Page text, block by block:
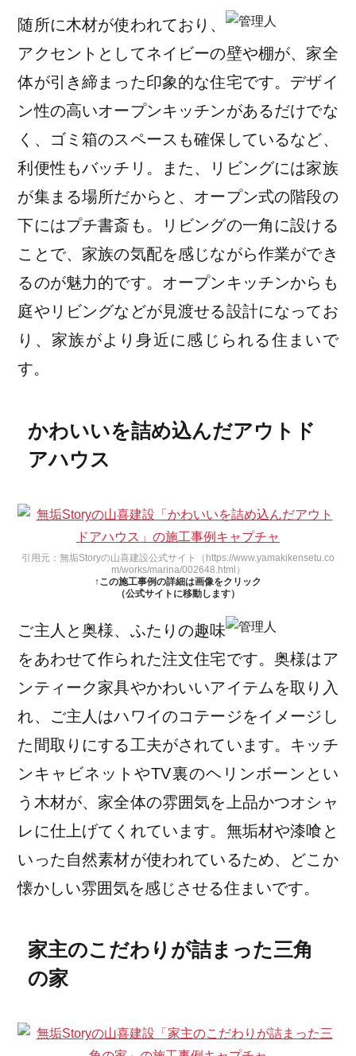
随所に木材が使われており、
アクセントとしてネイビーの壁や棚が、家全
体が引き締まった印象的な住宅です。デザイ
ン性の高いオープンキッチンがあるだけでな
く、ゴミ箱のスペースも確保しているなど、
利便性もバッチリ。また、リビングには家族
が集まる場所だからと、オープン式の階段の
下にはプチ書斎も。リビングの一角に設ける
ことで、家族の気配を感じながら作業ができ
るのが魅力的です。オープンキッチンからも
庭やリビングなどが見渡せる設計になってお
り、家族がより身近に感じられる住まいで
す。
かわいいを詰め込んだアウトド
アハウス
引用元：無垢Storyの山喜建設公式サイト（https://www.yamakikensetu.co
m/works/marina/002648.html）
↑この施工事例の詳細は画像をクリック
（公式サイトに移動します）
ご主人と奥様、ふたりの趣味
をあわせて作られた注文住宅です。奥様はア
ンティーク家具やかわいいアイテムを取り入
れ、ご主人はハワイのコテージをイメージし
た間取りにする工夫がされています。キッチ
ンキャビネットやTV裏のヘリンボーンとい
う木材が、家全体の雰囲気を上品かつオシャ
レに仕上げてくれています。無垢材や漆喰と
いった自然素材が使われているため、どこか
懐かしい雰囲気を感じさせる住まいです。
家主のこだわりが詰まった三角
の家